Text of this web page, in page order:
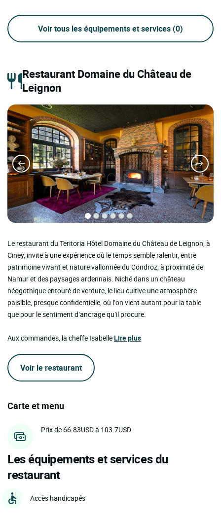
Voir tous les équipements et services (0)
Restaurant Domaine du Château de
Leignon
Le restaurant du Teritoria Hôtel Domaine du Château de Leignon, à
Ciney, invite à une expérience où le temps semble ralentir, entre
patrimoine vivant et nature vallonnée du Condroz, à proximité de
Namur et des paysages ardennais. Niché dans un château
néogothique entouré de verdure, le lieu cultive une atmosphère
paisible, presque confidentielle, où l’on vient autant pour la table
que pour le sentiment d’ancrage qu’il procure.
Aux commandes, la cheffe IsabelleLire plus
Voir le restaurant
Carte et menu
Prix de 66.83USD à 103.7USD
Les équipements et services du
restaurant
Accès handicapés